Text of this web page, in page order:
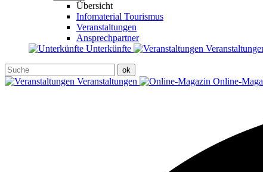
Übersicht
Infomaterial Tourismus
Veranstaltungen
Ansprechpartner
Unterkünfte
Veranstaltungen Online-